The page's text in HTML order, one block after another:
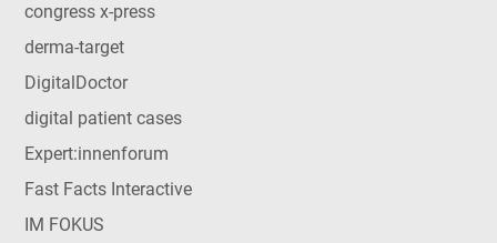
congress x-press
derma-target
DigitalDoctor
digital patient cases
Expert:innenforum
Fast Facts Interactive
IM FOKUS